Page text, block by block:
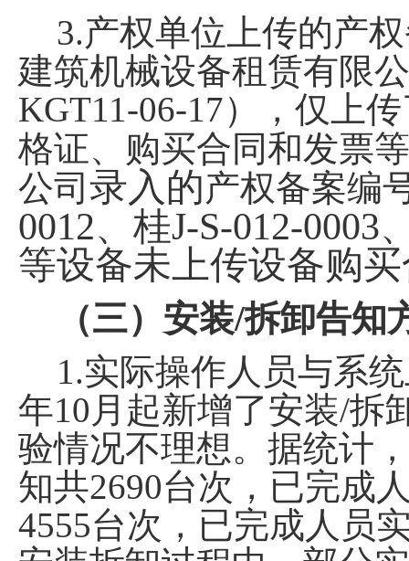
3.产权单位上传的产
建筑机械设备租赁有限
KGT11-06-17）
，仅上
格证、购买合同和发票
公司 录入的产权备案编
0012、桂J-S-012-0003
等设备未上传设备购
（三）安装/拆卸告知
1.实际操作人员与系
年10 月起新增了安装/拆
验情况不理想。据统计
知共2690台次，已完成
4555台次，已完成人员